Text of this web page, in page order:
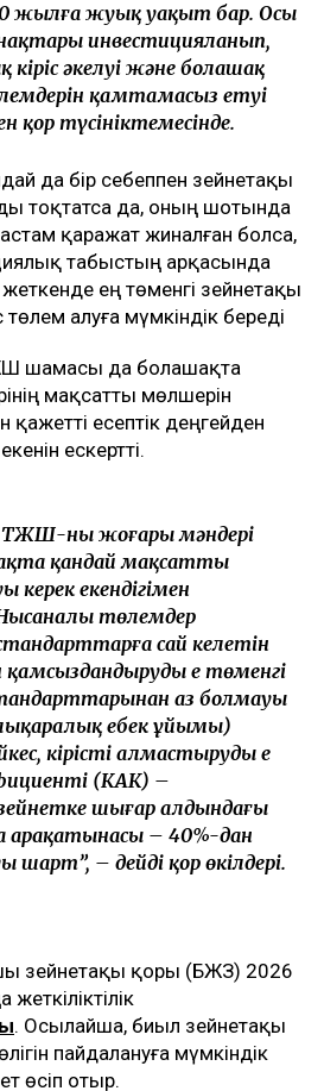
жылға жуық уақыт бар. Осы
инвестицияланып,
әкелуі және болашақ
қамтамасыз етуі
қор түсініктемесінде.
да бір себеппен зейнетақы
тоқтатса да, оның шотында
қаражат жиналған болса,
табыстың арқасында
ең төменгі зейнетақы
алуға мүмкіндік береді
шамасы да болашақта
мақсатты мөлшерін
есептік деңгейден
ескертті.
ның жоғары мәндері
қандай мақсатты
керек екендігімен
төлемдер
сай келетін
ең төменгі
аз болмауы
еңбек ұйымы)
кірісті алмастырудың ең
(КАК) –
шығар алдындағы
арақатынасы – 40%-дан
– дейді қор өкілдері.
зейнетақы қоры (БЖЗҚ) 2026
. Осылайша, биыл зейнетақы
пайдалануға мүмкіндік
өсіп отыр.